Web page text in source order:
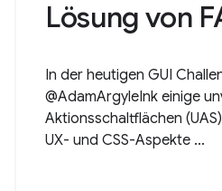
Lösung von
In der heutigen GUI
@AdamArgyleInk einige
Aktionsschaltflächen
UX- und CSS-Aspekte ...